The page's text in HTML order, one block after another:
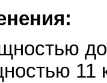
11